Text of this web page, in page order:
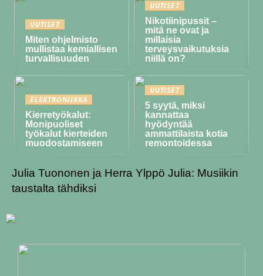
UUTISET
Miten ohjelmisto
mullistaa kemiallisen
turvallisuuden
UUTISET
Nikotiinipussit –
mitä ne ovat ja
millaisia
terveysvaikutuksia
niillä on?
ELEKTRONIIKKA
Kierretyökalut:
Monipuoliset
työkalut kierteiden
muodostamiseen
UUTISET
5 syytä, miksi
kannattaa
hyödyntää
ammattilaista kotia
remontoidessa
Julia Tuononen ja Herra Ylppö Julia: Musiikin
taustalta tähdiksi